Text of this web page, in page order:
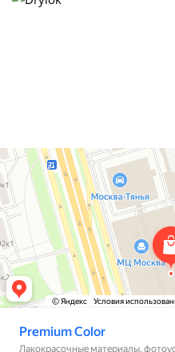
Premium Color
Лакокрасочные материалы в Москве
Декоративные покрытия в Москве